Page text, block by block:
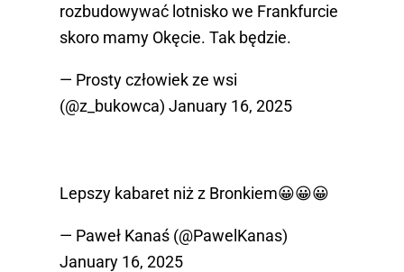
rozbudowywać lotnisko we Frankfurcie
skoro mamy Okęcie. Tak będzie.
— Prosty człowiek ze wsi
(@z_bukowca) January 16, 2025
Lepszy kabaret niż z Bronkiem😀😀😀
— Paweł Kanaś (@PawelKanas)
January 16, 2025